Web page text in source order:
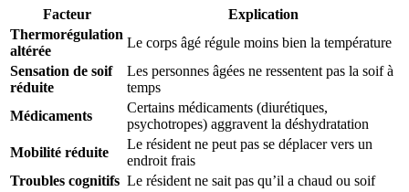
Facteur
Explication
Thermorégulation
altérée
Le corps âgé régule moins bien la température
Sensation de soif
réduite
Les personnes âgées ne ressentent pas la soif à
temps
Médicaments
Certains médicaments (diurétiques,
psychotropes) aggravent la déshydratation
Mobilité réduite
Le résident ne peut pas se déplacer vers un
endroit frais
Troubles cognitifs Le résident ne sait pas qu’il a chaud ou soif